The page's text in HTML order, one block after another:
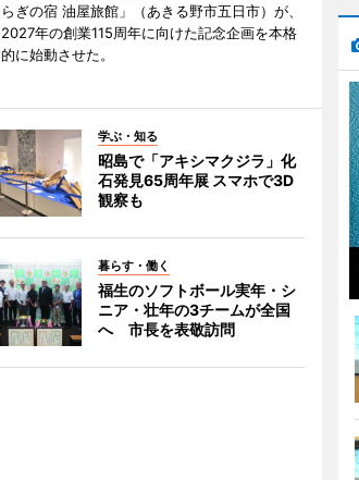
らぎの宿 油屋旅館」（あきる野市五日市）が、
2027年の創業115周年に向けた記念企画を本格
的に始動させた。
学ぶ・知る
昭島で「アキシマクジラ」化
石発見65周年展 スマホで3D
観察も
暮らす・働く
福生のソフトボール実年・シ
ニア・壮年の3チームが全国
へ 市長を表敬訪問